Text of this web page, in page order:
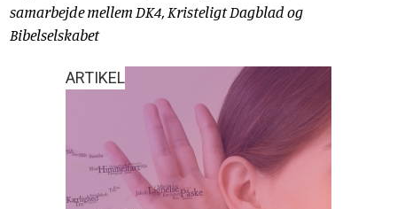
samarbejde mellem DK4, Kristeligt Dagblad og
Bibelselskabet
ARTIKEL